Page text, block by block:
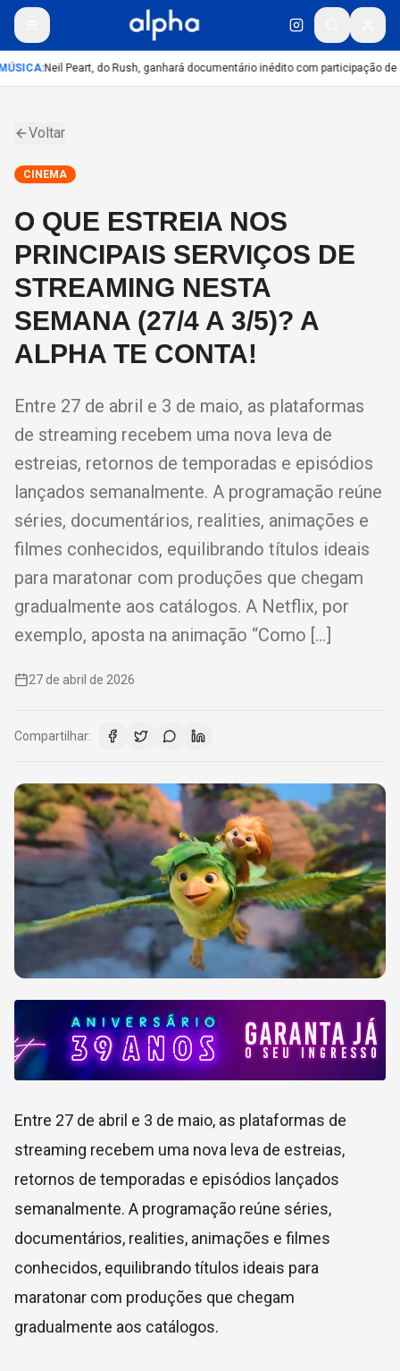
:Neil Peart, do Rush, ganhará documentário inédito com participação de
Voltar
CINEMA
O QUE ESTREIA NOS
PRINCIPAIS SERVIÇOS DE
STREAMING NESTA
SEMANA (27/4 A 3/5)? A
ALPHA TE CONTA!
Entre 27 de abril e 3 de maio, as plataformas
de streaming recebem uma nova leva de
estreias, retornos de temporadas e episódios
lançados semanalmente. A programação reúne
séries, documentários, realities, animações e
filmes conhecidos, equilibrando títulos ideais
para maratonar com produções que chegam
gradualmente aos catálogos. A Netflix, por
exemplo, aposta na animação “Como […]
27 de abril de 2026
Compartilhar:
Entre 27 de abril e 3 de maio, as plataformas de
streaming recebem uma nova leva de estreias,
retornos de temporadas e episódios lançados
semanalmente. A programação reúne séries,
documentários, realities, animações e filmes
conhecidos, equilibrando títulos ideais para
maratonar com produções que chegam
gradualmente aos catálogos.